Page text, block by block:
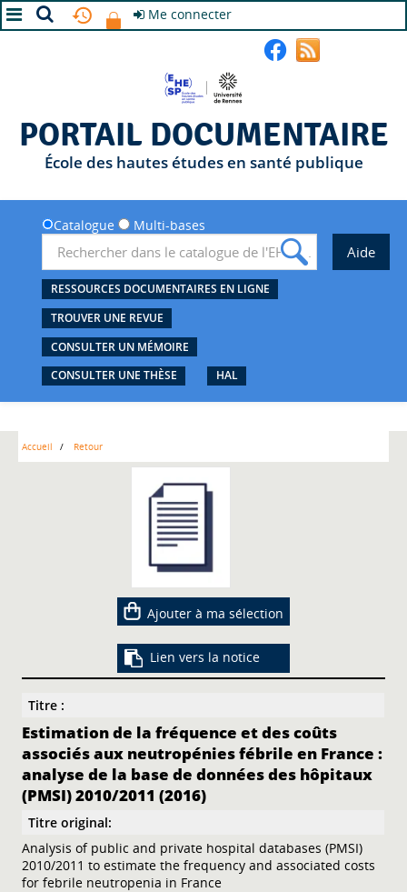
Me connecter
PORTAIL DOCUMENTAIRE
École des hautes études en santé publique
Catalogue Multi-bases
RESSOURCES DOCUMENTAIRES EN LIGNE
TROUVER UNE REVUE
CONSULTER UN MÉMOIRE
CONSULTER UNE THÈSE
HAL
Accueil Retour
Ajouter à ma sélection
Lien vers la notice
Titre :
Estimation de la fréquence et des coûts
associés aux neutropénies fébrile en France :
analyse de la base de données des hôpitaux
(PMSI) 2010/2011 (2016)
Titre original:
Analysis of public and private hospital databases (PMSI)
2010/2011 to estimate the frequency and associated costs
for febrile neutropenia in France